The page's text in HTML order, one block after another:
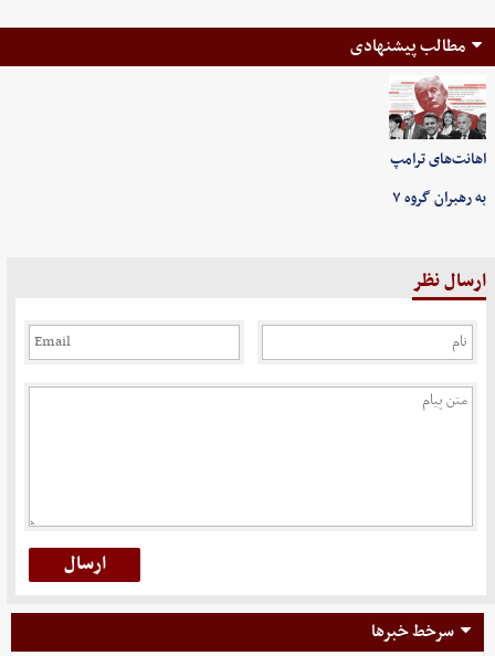
مطالب پیشنهادی
اهانت‌های ترامپ
به رهبران گروه ۷
ارسال نظر
سرخط خبرها